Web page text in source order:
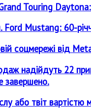
Touring
Ford Mustang: 60-
соцмережі від
надійдуть 22
завершено.
або твіт